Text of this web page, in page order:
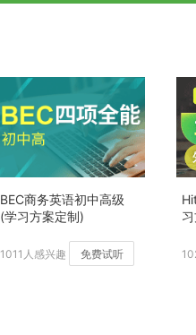
BEC商务英语初中高级
(学习方案定制)
1011人感兴趣 免费试听